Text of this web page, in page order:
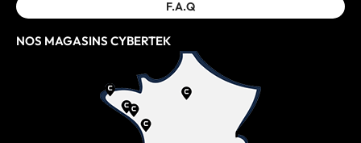
F.A.Q
NOS MAGASINS CYBERTEK